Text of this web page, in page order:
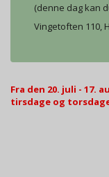
(denne dag kan
Vingetoften 110,
Fra den 20. juli - 17.
tirsdage og